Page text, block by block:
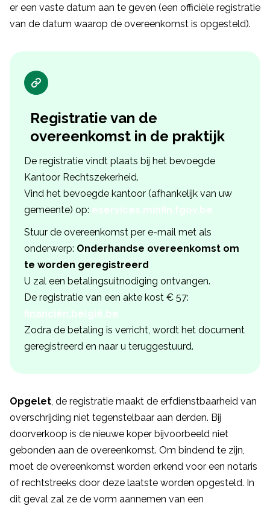
er een vaste datum aan te geven (een officiële registratie
van de datum waarop de overeenkomst is opgesteld).
Registratie van de
overeenkomst in de praktijk
De registratie vindt plaats bij het bevoegde
Kantoor Rechtszekerheid.
Vind het bevoegde kantoor (afhankelijk van uw
gemeente) op: eservices.minfin.fgov.be
Stuur de overeenkomst per e-mail met als
onderwerp: Onderhandse overeenkomst om
te worden geregistreerd
U zal een betalingsuitnodiging ontvangen.
De registratie van een akte kost € 57:
financiën.belgië.be
Zodra de betaling is verricht, wordt het document
geregistreerd en naar u teruggestuurd.
Opgelet, de registratie maakt de erfdienstbaarheid van
overschrijding niet tegenstelbaar aan derden. Bij
doorverkoop is de nieuwe koper bijvoorbeeld niet
gebonden aan de overeenkomst. Om bindend te zijn,
moet de overeenkomst worden erkend voor een notaris
of rechtstreeks door deze laatste worden opgesteld. In
dit geval zal ze de vorm aannemen van een